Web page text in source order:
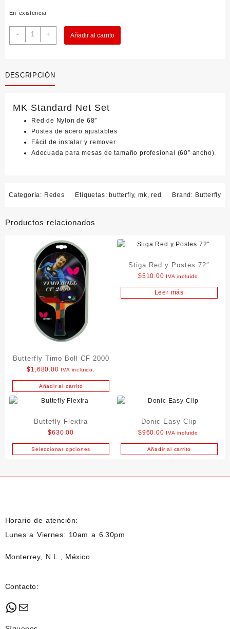
En existencia
-
MK
Standard
cantidad
+ Añadir al carrito
DESCRIPCIÓN
MK Standard Net Set
Red de Nylon de 68″
Postes de acero ajustables
Fácil de instalar y remover
Adecuada para mesas de tamaño profesional (60″ ancho).
Categoría: Redes Etiquetas:butterfly, mk ,red Brand: Butterfly
Productos relacionados
Butterfly Timo Boll CF 2000
$1,680.00 IVA incluido.
Añadir al carrito
Stiga Red y Postes 72″
$510.00 IVA incluido.
Leer más
Buttefly Flextra
$630.00
Seleccionar opciones
Este
opciones
pueden
en
Donic Easy Clip
$960.00 IVA incluido.
Añadir al carrito
Horario de atención:
Lunes a Viernes: 10am a 6.30pm
Monterrey, N.L., México
Contacto:
WhatsApp
Mail